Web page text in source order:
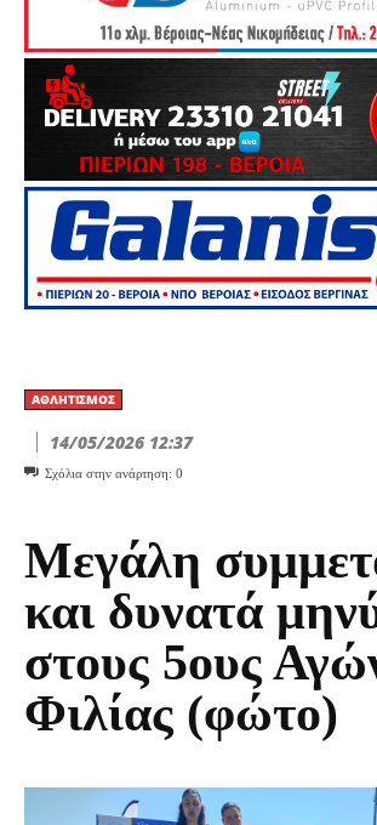
ΑΘΛΗΤΙΣΜΌΣ
14/05/2026 12:37
Σχόλια στην ανάρτηση: 0
Μεγάλη
και δυνατά
στους 5ους
Φιλίας (φώτο)